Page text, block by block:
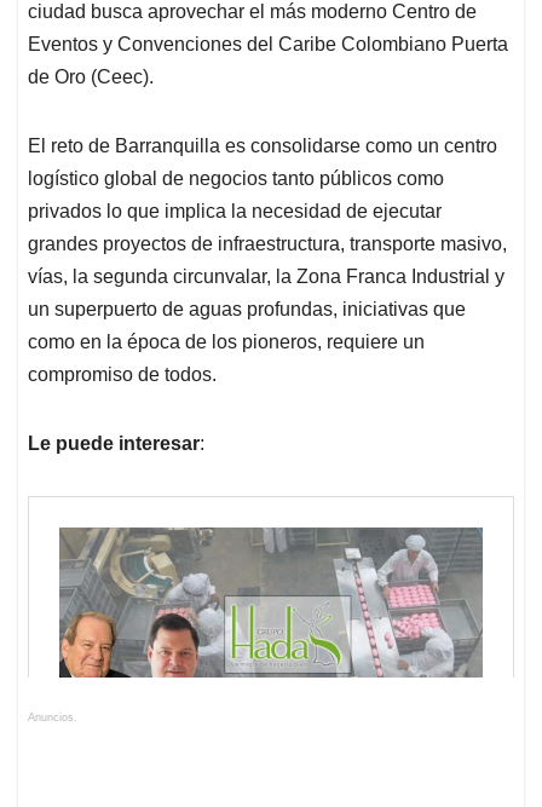
ciudad busca aprovechar el más moderno Centro de
Eventos y Convenciones del Caribe Colombiano Puerta
de Oro (Ceec).
El reto de Barranquilla es consolidarse como un centro
logístico global de negocios tanto públicos como
privados lo que implica la necesidad de ejecutar
grandes proyectos de infraestructura, transporte masivo,
vías, la segunda circunvalar, la Zona Franca Industrial y
un superpuerto de aguas profundas, iniciativas que
como en la época de los pioneros, requiere un
compromiso de todos.
Le puede interesar:
Anuncios.